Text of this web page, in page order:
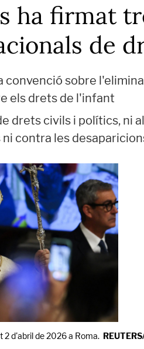
ha firmat
de
convenció sobre
els drets de l'infant
drets civils i polítics, ni
contra les
2 d'abril de 2026 a Roma.